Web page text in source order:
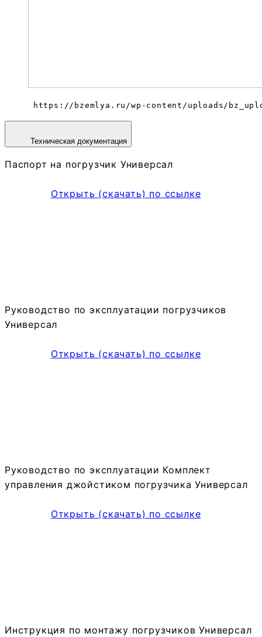
https://bzemlya.ru/wp-content/uploads/
Техническая документация
Паспорт на погрузчик Универсал
Открыть (скачать) по ссылке
Руководство по эксплуатации погрузчиков
Универсал
Открыть (скачать) по ссылке
Руководство по эксплуатации Комплект
управления джойстиком погрузчика Универсал
Открыть (скачать) по ссылке
Инструкция по монтажу погрузчиков Универсал